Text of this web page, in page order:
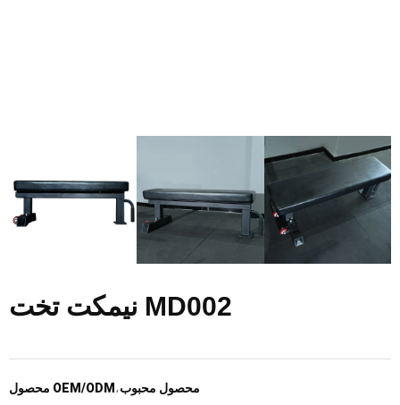
نیمکت تخت MD002
محصول OEM/ODM ،محصول محبوب